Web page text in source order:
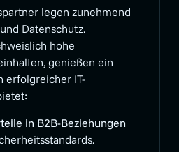
legen zunehmend
Datenschutz.
hohe
genießen ein
erfolgreicher IT-
in B2B-Beziehungen